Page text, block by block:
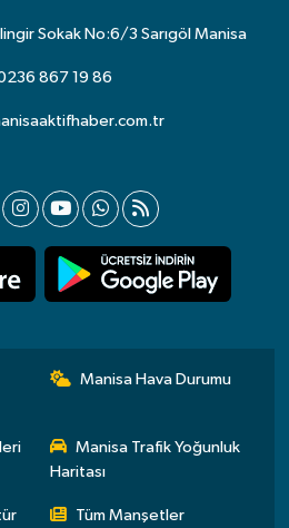
Sokak No:6/3 Sarıgöl Manisa
867 19 86
Manisa Hava Durumu
Manisa Trafik Yoğunluk
Haritası
Tüm Manşetler